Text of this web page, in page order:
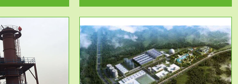
范围
废处理
服务范围
工作场所职业危害因素检测与评价...